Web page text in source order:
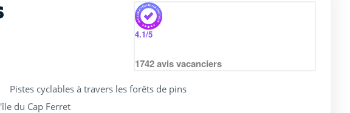
4.1/5
1742avis vacanciers
Pistes cyclables à travers les forêts de pins
du Cap Ferret